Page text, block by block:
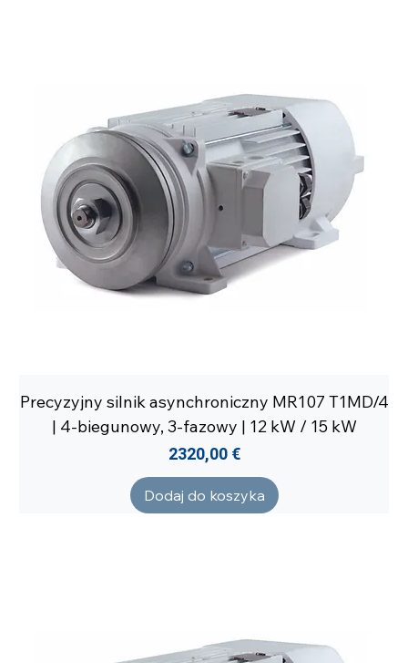
Precyzyjny silnik asynchroniczny MR107 T1MD/4
| 4-biegunowy, 3-fazowy | 12 kW / 15 kW
Cena
2320,00 €
Dodaj do koszyka